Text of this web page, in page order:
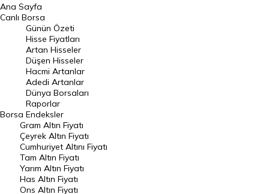
BIST 100 Hisseleri
En Çok Artan Hisseler
En Çok Düşen Hisseler
Hacmi Artanlar
Geçmiş Kapanışlar
Dünya Borsaları
Raporlar
Endeksler
DÖVİZ
Döviz Kuru
Ana Sayfa
Canlı Borsa
Borsa
Günün Özeti
Hisse Fiyatları
Artan Hisseler
Düşen Hisseler
Hacmi Artanlar
Adedi Artanlar
Dünya Borsaları
Raporlar
Endeksler
Gram Altın Fiyatı
Çeyrek Altın Fiyatı
Cumhuriyet Altını Fiyatı
Tam Altın Fiyatı
Yarım Altın Fiyatı
Has Altın Fiyatı
Ons Altın Fiyatı